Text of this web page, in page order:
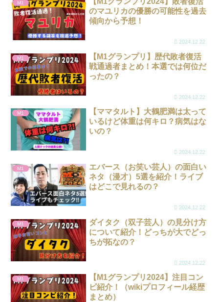
M1
のマユリカの優勝の可能性を過去
傾向から予想！
2024.12.22
M1
【M1グランプリ】歴代敗者復活
戦通過者まとめ！本選では何位だ
ったの？
2024.12.22
M1
【ママタルト】大鶴肥満は太って
いるけど体重は何キロ？病気はな
いの？
2024.12.22
M1
エバース（お笑い芸人）の面白い
ネタ（漫才）5選を紹介！ライブ
はどこで見れるの？
2024.12.22
M1
ダイタク（双子芸人）の見分け方
について紹介！どっちが大でどっ
ちが拓なの？
2024.12.22
M1
【M1グランプリ2024】注目コン
ビ紹介！（wikiプロフィール経歴
まとめ）